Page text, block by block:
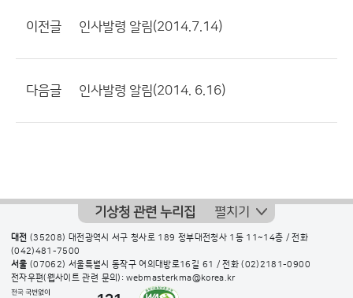
이전글 인사발령 알림(2014.7.14)
다음글 인사발령 알림(2014. 6.16)
기상청 관련 누리집 펼치기
대전 (35208) 대전광역시 서구 청사로 189 정부대전청사 1동 11~14층 / 전화
(042)481-7500
서울 (07062) 서울특별시 동작구 여의대방로16길 61 / 전화(02)2181-0900
전자우편(웹사이트 관련 문의): webmasterkma@korea.kr